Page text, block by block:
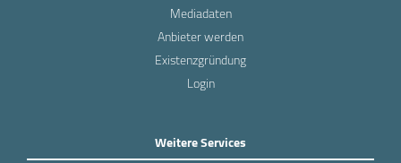
Mediadaten
Anbieter werden
Existenzgründung
Login
Weitere Services